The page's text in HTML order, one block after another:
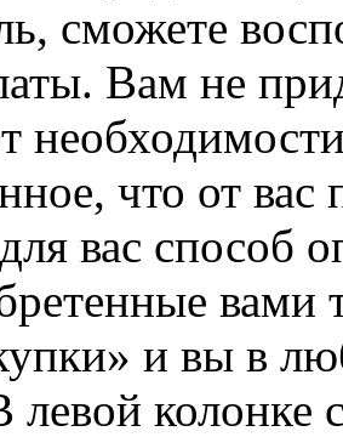
сможете
Вам не
что от вас
вас способ
вами
и вы в
левой